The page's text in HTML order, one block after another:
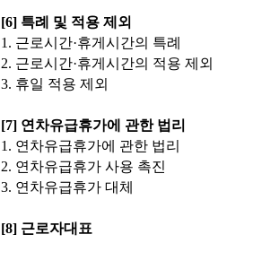
[6] 특례 및 적용 제외
1. 근로시간·휴게시간의 특례
2. 근로시간·휴게시간의 적용 제외
3. 휴일 적용 제외
[7] 연차유급휴가에 관한 법리
1. 연차유급휴가에 관한 법리
2. 연차유급휴가 사용 촉진
3. 연차유급휴가 대체
[8] 근로자대표